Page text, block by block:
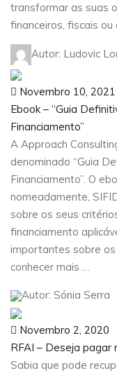
transformar as suas
financeiros, fiscais
Autor: Ludovic
Novembro 10, 2021
Ebook – “Guia
Financiamento”
A Approach
denominado “Guia
Financiamento”. O
nomeadamente,
sobre os seus
financiamento
importantes sobre
conhecer mais …
Autor: Sónia Serra
Novembro 2, 2020
RFAI – Deseja pagar
Sabia que pode